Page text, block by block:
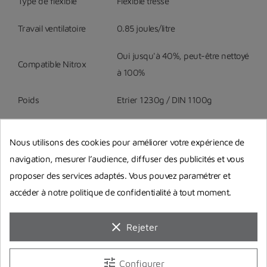
Travail ventilatoire 0.85 joules/litre
Compatible Nitrox
Oui jusqu'à 40%, peut-être nettoyé
à 100%
Poids Etrier 1230g / DIN 1100g
Nous utilisons des cookies pour améliorer votre expérience de
navigation, mesurer l’audience, diffuser des publicités et vous
proposer des services adaptés. Vous pouvez paramétrer et
accéder à notre politique de confidentialité à tout moment.
clear Rejeter
tune Configurer